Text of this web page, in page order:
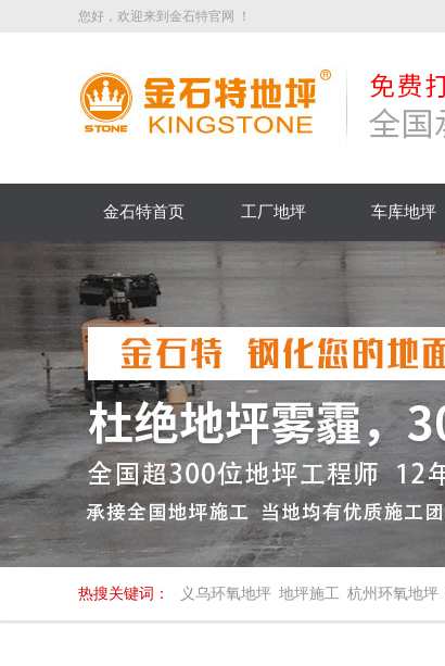
您好，欢迎来到金石特官网 ！
金石特首页 工厂地坪 车库地坪
热搜关键词： 义乌环氧地坪 地坪施工 杭州环氧地坪